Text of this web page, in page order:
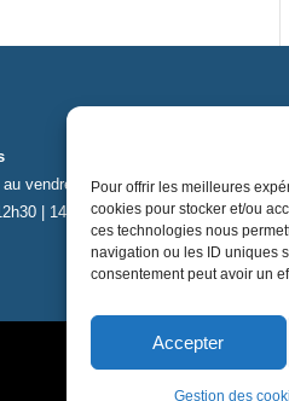
Pour offrir les meilleures
cookies pour stocker et/ou
ces technologies nous
navigation ou les ID uniques
consentement peut avoir un
Accepter
Gestion des
vendredi
| 14h00 à 17h00